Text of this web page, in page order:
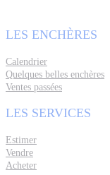
LES ENCHÈRES
Calendrier
Quelques belles enchères
Ventes passées
LES SERVICES
Estimer
Vendre
Acheter